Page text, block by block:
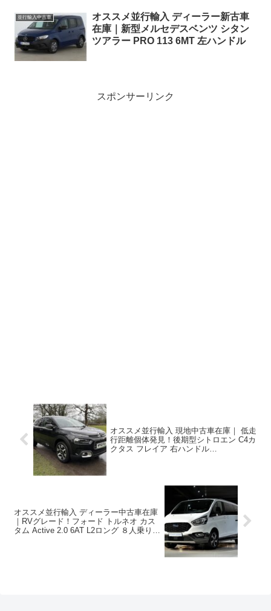
並行輸入中古車
オススメ並行輸入 ディーラー新古車
在庫｜新型メルセデスベンツ シタン
ツアラー PRO 113 6MT 左ハンドル
スポンサーリンク
オススメ並行輸入 現地中古車在庫｜ 低走
行距離個体発見！後期型シトロエン C4カ
クタス フレイア 右ハンドル
オススメ並行輸入 ディーラー中古車在庫
｜RVグレード！フォード トルネオ カス
タム Active 2.0 6AT L2ロング ８人乗り